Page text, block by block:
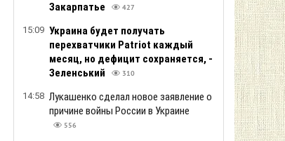
Закарпатье
427
15:09 Украина будет получать
перехватчики Patriot каждый
месяц, но дефицит сохраняется, -
Зеленський
310
14:58 Лукашенко сделал новое заявление о
причине войны России в Украине
556